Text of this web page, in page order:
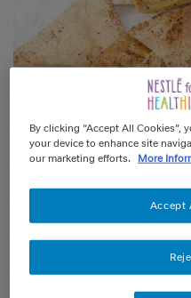
By clicking “Accept All Cookies”,
your device to enhance site
our marketing efforts. More
Accept